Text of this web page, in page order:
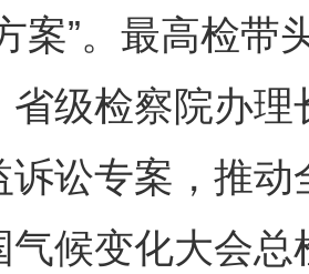
案”。最高检
省级检察院办
诉讼专案，推
气候变化大会